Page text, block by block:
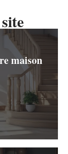
maison